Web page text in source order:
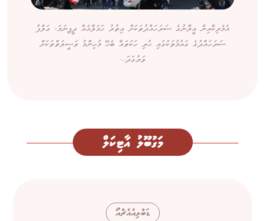
އެމެރިކާއިން އީރާނުގެ ސަރަހައްދުތަކަށް އިތުރު ހަމަލާއެއް ދީފިނަމަ، ގަލްފު
ސަރަހައްދުގެ ގައުމުތަކުގައި ހުރި ހަކަތައާ ބެހޭ މުހިންމު ވަސީލަތްތަކަށް
ވަރުގަދަ...
މަގުބޫލު އާޓިކަލް
ޑަބްލިއުއެޗްއޯ